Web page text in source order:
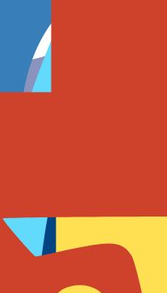
写操作，写操作永不阻塞
干提取和排序。
单。